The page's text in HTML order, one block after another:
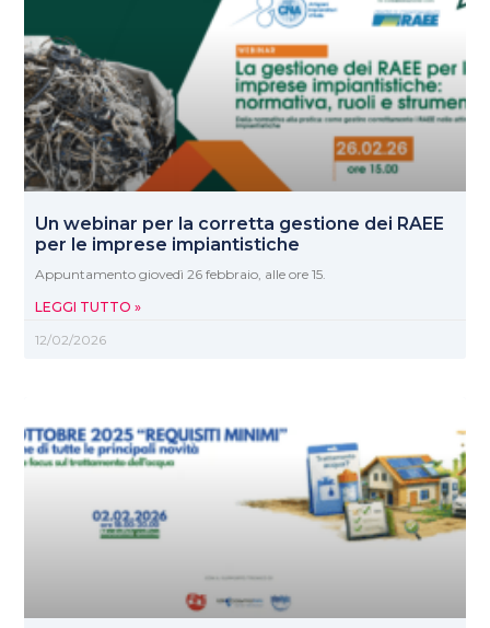
Un webinar per la corretta gestione dei RAEE
per le imprese impiantistiche
Appuntamento giovedì 26 febbraio, alle ore 15.
LEGGI TUTTO »
12/02/2026